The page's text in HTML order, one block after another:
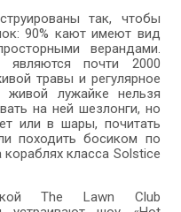
так, чтобы
90% кают имеют вид
верандами.
являются почти 2000
травы и регулярное
живой лужайке нельзя
на ней шезлонги, но
или в шары, почитать
походить босиком по
класса Solstice
The Lawn Club